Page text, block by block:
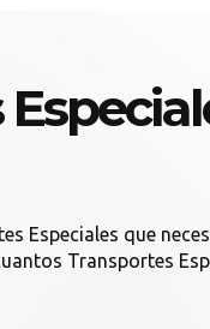
Especiales que
Transportes